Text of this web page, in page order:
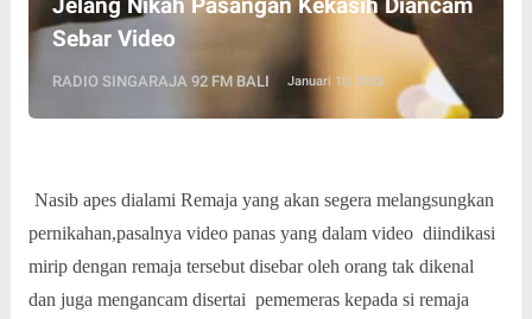
Sebar Video
RADIO SINGARAJA 92 FM BALI Januari 10, 2025
Nasib apes dialami Remaja yang akan segera melangsungkan
pernikahan,pasalnya video panas yang dalam video diindikasi
mirip dengan remaja tersebut disebar oleh orang tak dikenal
dan juga mengancam disertai pememeras kepada si remaja